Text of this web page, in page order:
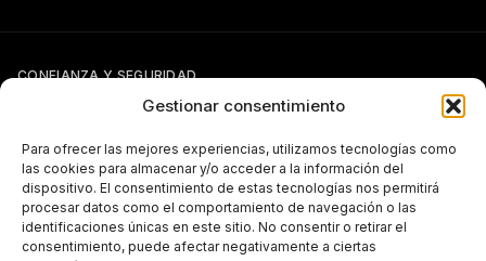
Gestionar consentimiento
Para ofrecer las mejores experiencias, utilizamos tecnologías como
las cookies para almacenar y/o acceder a la información del
dispositivo. El consentimiento de estas tecnologías nos permitirá
procesar datos como el comportamiento de navegación o las
identificaciones únicas en este sitio. No consentir o retirar el
consentimiento, puede afectar negativamente a ciertas
CONFIANZA Y SEGURIDAD
Si tienes otra forma de pago pactada con Pergal (giro, transferencia,
etc.), puedes seguir usándola con normalidad.